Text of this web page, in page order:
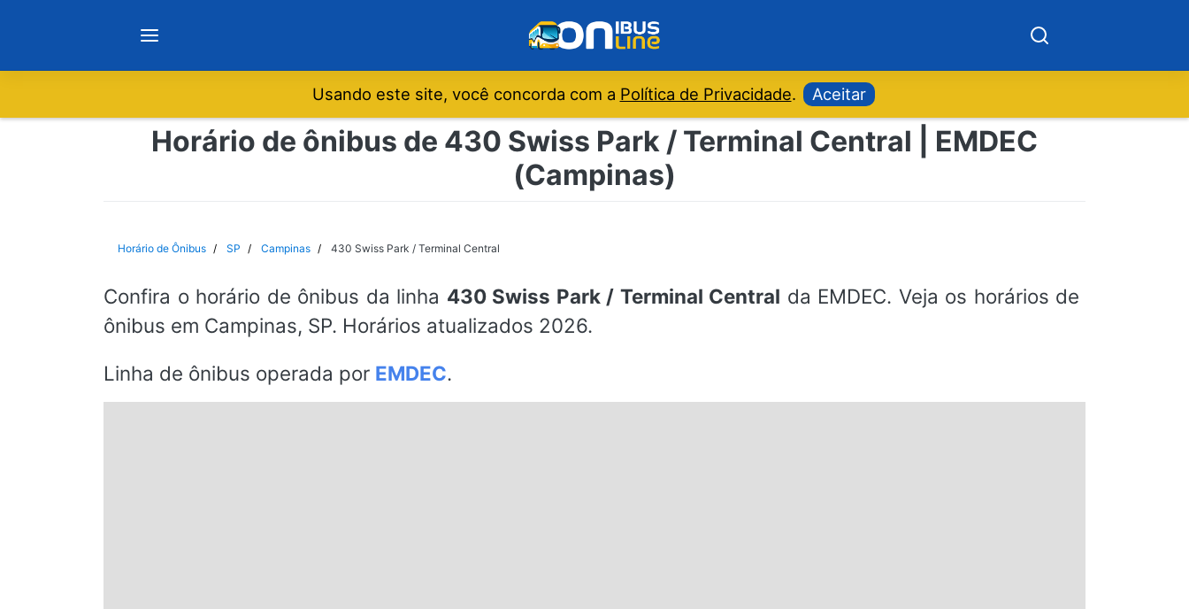
Notícias
São Paulo
Espírito Santo
Usando este site, você concorda com a Política de Privacidade. Aceitar
Horário de ônibus de 430 Swiss Park / Terminal Central | EMDEC
(Campinas)
Horário de Ônibus SP Campinas 430 Swiss Park / Terminal Central
Confira o horário de ônibus da linha 430 Swiss Park / Terminal Central da EMDEC. Veja os horários de
ônibus em Campinas, SP. Horários atualizados 2026.
Linha de ônibus operada por EMDEC.